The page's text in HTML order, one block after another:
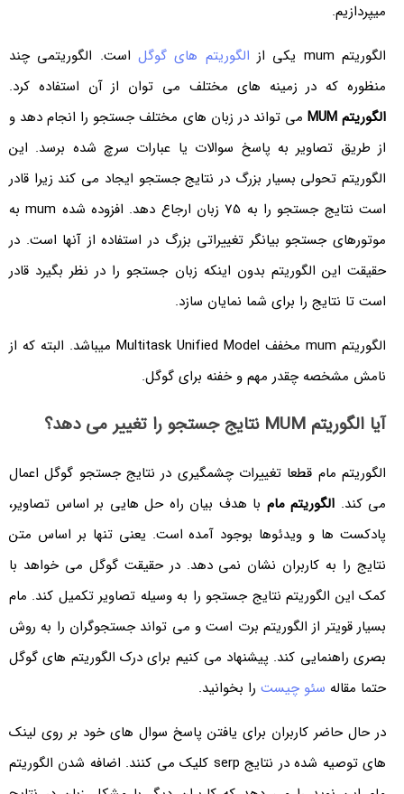
میپردازیم.
الگوریتم mum یکی از الگوریتم های گوگلاست. الگوریتمی چند
منظوره که در زمینه های مختلف می توان از آن استفاده کرد.
الگوریتمMUMمی تواند در زبان های مختلف جستجو را انجام دهد و
از طریق تصاویر به پاسخ سوالات یا عبارات سرچ شده برسد. این
الگوریتم تحولی بسیار بزرگ در نتایج جستجو ایجاد می کند زیرا قادر
است نتایج جستجو را به 75 زبان ارجاع دهد. افزوده شده mum به
موتورهای جستجو بیانگر تغییراتی بزرگ در استفاده از آنها است. در
حقیقت این الگوریتم بدون اینکه زبان جستجو را در نظر بگیرد قادر
است تا نتایج را برای شما نمایان سازد.
الگوریتم mum مخفف Multitask Unified Model میباشد. البته که از
نامش مشخصه چقدر مهم و خفنه برای گوگل.
آیا الگوریتم MUM نتایج جستجو را تغییر می دهد؟
الگوریتم مام قطعا تغییرات چشمگیری در نتایج جستجو گوگل اعمال
می کند. الگوریتم مامبا هدف بیان راه حل هایی بر اساس تصاویر،
پادکست ها و ویدئوها بوجود آمده است. یعنی تنها بر اساس متن
نتایج را به کاربران نشان نمی دهد. در حقیقت گوگل می خواهد با
کمک این الگوریتم نتایج جستجو را به وسیله تصاویر تکمیل کند. مام
بسیار قویتر از الگوریتم برت است و می تواند جستجوگران را به روش
بصری راهنمایی کند. پیشنهاد می کنیم برای درک الگوریتم های گوگل
حتما مقالهسئو چیسترا بخوانید.
در حال حاضر کاربران برای یافتن پاسخ سوال های خود بر روی لینک
های توصیه شده در نتایج serp کلیک می کنند. اضافه شدن الگوریتم